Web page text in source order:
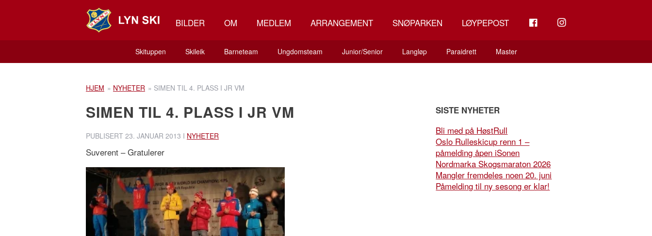
BILDER OM MEDLEM ARRANGEMENT SNØPARKEN LØYPEPOST INSTAGRAM
Skituppen Skileik Barneteam Ungdomsteam Junior/Senior Langløp Paraidrett Master
HJEM » NYHETER » SIMEN TIL 4. PLASS I JR VM
SIMEN TIL 4. PLASS I JR VM
PUBLISERT 23. JANUAR 2013 I NYHETER
Suverent – Gratulerer
SISTE NYHETER
Bli med på HøstRull
Oslo Rulleskicup renn 1 –
påmelding åpen iSonen
Nordmarka Skogsmaraton 2026
Mangler fremdeles noen 20. juni
Påmelding til ny sesong er klar!